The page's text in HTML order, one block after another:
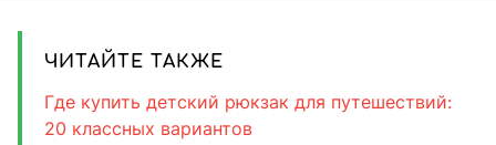
ЧИТАЙТЕ ТАКЖЕ
Где купить детский рюкзак для путешествий:
20 классных вариантов